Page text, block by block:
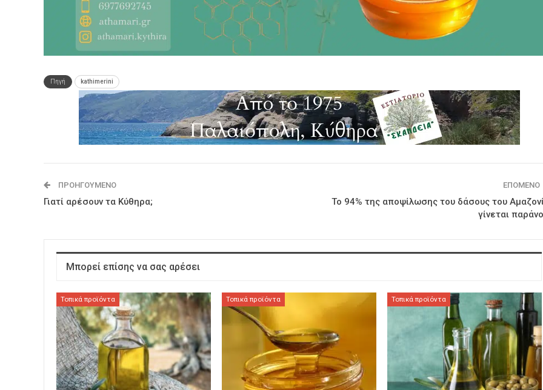
Πηγή kathimerini
ΠΡΟΗΓΟΎΜΕΝΟ
Γιατί αρέσουν τα Κύθηρα;
ΕΠΌΜΕΝΟ
Το 94% της αποψίλωσης του δάσους του
γίνεται
Μπορεί επίσης να σας αρέσει
Τοπικά προϊόντα Τοπικά προϊόντα Τοπικά προϊόντα